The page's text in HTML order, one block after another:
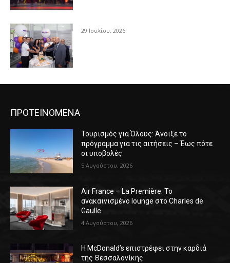
29 Ιουλίου, 2026
ΠΡΟΤΕΙΝΟΜΕΝΑ
Τουρισμός για Όλους: Άνοιξε το
πρόγραμμα για τις αιτήσεις – Έως πότε
οι υποβολές
5 Αυγούστου, 2026
Air France – La Première: Το
ανακαινισμένο lounge στο Charles de
Gaulle
4 Αυγούστου, 2026
Η McDonald’s επιστρέφει στην καρδιά
της Θεσσαλονίκης